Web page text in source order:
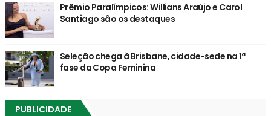
Prêmio Paralímpicos: Willians Araújo e Carol
Santiago são os destaques
Seleção chega à Brisbane, cidade-sede na 1ª
fase da Copa Feminina
PUBLICIDADE